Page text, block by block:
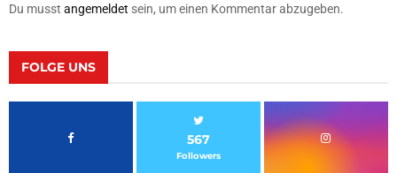
Du musst angemeldet sein, um einen Kommentar abzugeben.
FOLGE UNS
567
Followers